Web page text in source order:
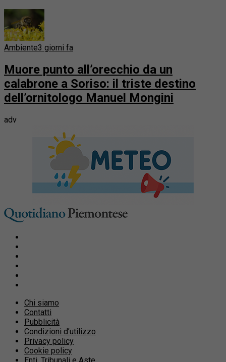
Ambiente3 giorni fa
Muore punto all’orecchio da un
calabrone a Soriso: il triste destino
dell’ornitologo Manuel Mongini
adv
Chi siamo
Contatti
Pubblicità
Condizioni d’utilizzo
Privacy policy
Cookie policy